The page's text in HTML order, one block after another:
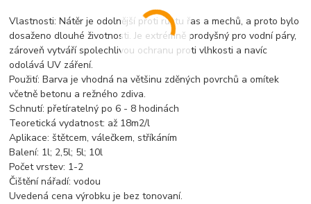
Vlastnosti: Nátěr je odolnější proti růstu řas a mechů, a proto bylo
dosaženo dlouhé životnosti. Je extrémně prodyšný pro vodní páry,
zároveň vytváří spolechlivou ochranu proti vlhkosti a navíc
odolává UV záření.
Použití: Barva je vhodná na většinu zděných povrchů a omítek
včetně betonu a režného zdiva.
Schnutí: přetíratelný po 6 - 8 hodinách
Teoretická vydatnost: až 18m2/l
Aplikace: štětcem, válečkem, stříkáním
Balení: 1l; 2,5l; 5l; 10l
Počet vrstev: 1-2
Čištění nářadí: vodou
Uvedená cena výrobku je bez tonovaní.